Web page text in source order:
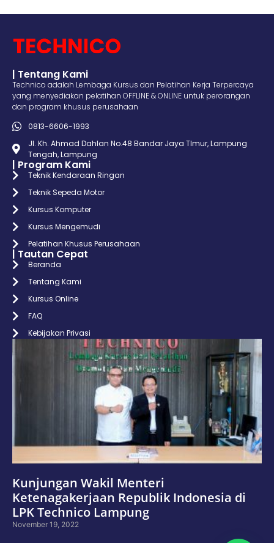
| Tentang Kami
Technico adalah Lembaga Kursus dan Pelatihan Kerja Terpercaya
yang menyediakan pelatihan OFFLINE & ONLINE untuk perorangan
dan program khusus perusahaan
0813-6606-1993
Jl. Kh. Ahmad Dahlan No.48 Bandar Jaya TImur, Lampung
Tengah, Lampung
| Program Kami
Teknik Kendaraan Ringan
Teknik Sepeda Motor
Kursus Komputer
Kursus Mengemudi
Pelatihan Khusus Perusahaan
| Tautan Cepat
Beranda
Tentang Kami
Kursus Online
FAQ
Kebijakan Privasi
Kunjungan Wakil Menteri
Ketenagakerjaan Republik Indonesia di
LPK Technico Lampung
November 19, 2022